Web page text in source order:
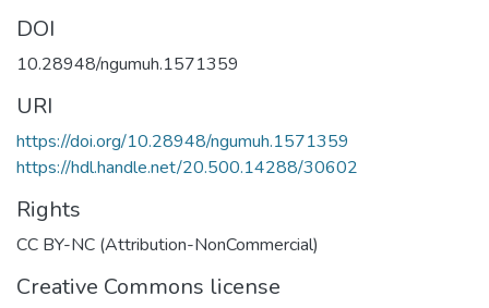
DOI
10.28948/ngumuh.1571359
URI
https://doi.org/10.28948/ngumuh.1571359
https://hdl.handle.net/20.500.14288/30602
Rights
CC BY-NC (Attribution-NonCommercial)
Creative Commons license